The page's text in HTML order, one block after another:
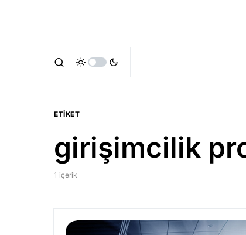
ETIKET
girişimcilik
1 içerik